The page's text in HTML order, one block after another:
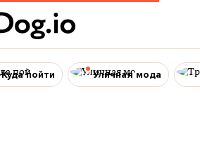
Куда пойти Уличная мода